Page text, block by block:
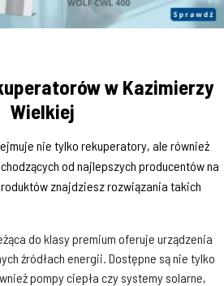
w Kazimierzy
Wielkiej
nie tylko rekuperatory, ale również
od najlepszych producentów na
znajdziesz rozwiązania takich
do klasy premium oferuje urządzenia
źródłach energii. Dostępne są nie tylko
pompy ciepła czy systemy solarne,